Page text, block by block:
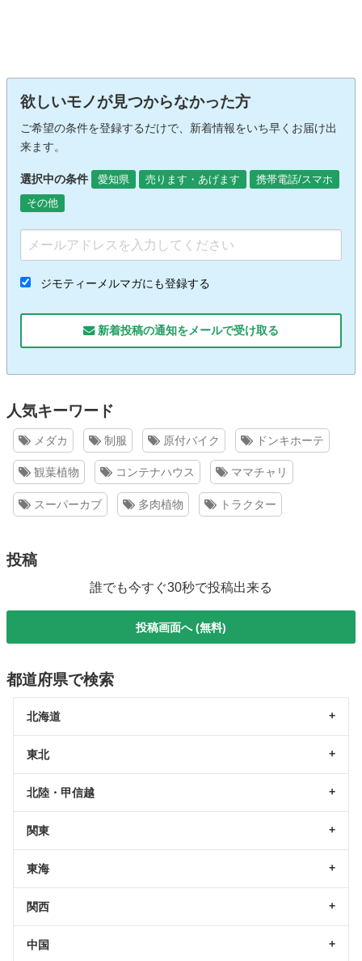
欲しいモノが見つからなかった方
ご希望の条件を登録するだけで、新着情報をいち早くお届け出
来ます。
選択中の条件 愛知県 売ります・あげます
携帯電話/スマホ
その他
ジモティーメルマガにも登録する
新着投稿の通知をメールで受け取る
人気キーワード
メダカ 制服 原付バイク ドンキホーテ
観葉植物 コンテナハウス ママチャリ
スーパーカブ 多肉植物 トラクター
投稿
誰でも今すぐ30秒で投稿出来る
投稿画面へ (無料)
都道府県で検索
北海道
東北
北陸・甲信越
関東
東海
関西
中国